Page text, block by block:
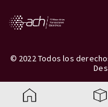
© 2022 Todos los